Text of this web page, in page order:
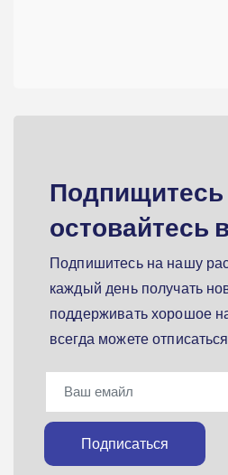
Подпищитесь
остовайтесь
Подпишитесь на нашу
каждый день получать
поддерживать хорошое
всегда можете
Подписаться